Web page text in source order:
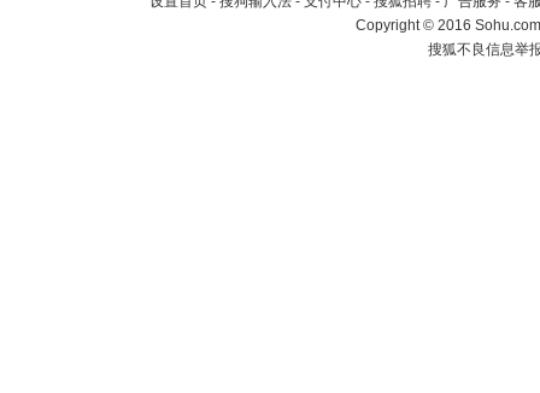
Copyright©2016
搜狐不良信息举